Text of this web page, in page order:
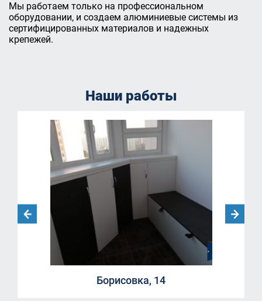
Мы работаем только на профессиональном
оборудовании, и создаем алюминиевые системы из
сертифицированных материалов и надежных
крепежей.
Наши работы
Борисовка, 14